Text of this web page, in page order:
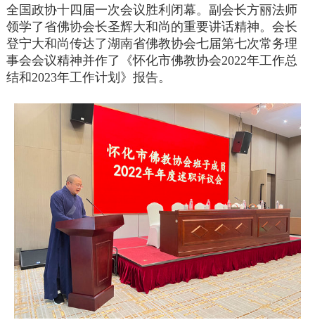
全国政协十四届一次会议胜利闭幕。副会长方丽法师
领学了省佛协会长圣辉大和尚的重要讲话精神。会长
登宁大和尚传达了湖南省佛教协会七届第七次常务理
事会会议精神并作了《怀化市佛教协会2022年工作总
结和2023年工作计划》报告。